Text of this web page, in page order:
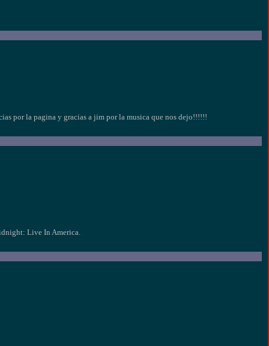
por la pagina y gracias a jim por la musica que nos dejo!!!!!!
Live In America.